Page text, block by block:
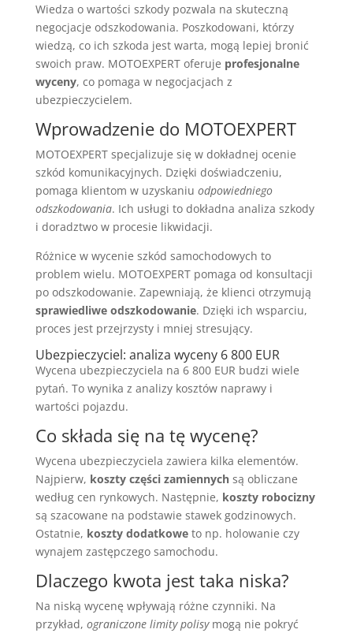
Wiedza o wartości szkody pozwala na skuteczną
negocjacje odszkodowania. Poszkodowani, którzy
wiedzą, co ich szkoda jest warta, mogą lepiej bronić
swoich praw. MOTOEXPERT oferuje profesjonalne
wyceny, co pomaga w negocjacjach z
ubezpieczycielem.
Wprowadzenie do MOTOEXPERT
MOTOEXPERT specjalizuje się w dokładnej ocenie
szkód komunikacyjnych. Dzięki doświadczeniu,
pomaga klientom w uzyskaniu odpowiedniego
odszkodowania. Ich usługi to dokładna analiza szkody
i doradztwo w procesie likwidacji.
Różnice w wycenie szkód samochodowych to
problem wielu. MOTOEXPERT pomaga od konsultacji
po odszkodowanie. Zapewniają, że klienci otrzymują
sprawiedliwe odszkodowanie. Dzięki ich wsparciu,
proces jest przejrzysty i mniej stresujący.
Ubezpieczyciel: analiza wyceny 6 800 EUR
Wycena ubezpieczyciela na 6 800 EUR budzi wiele
pytań. To wynika z analizy kosztów naprawy i
wartości pojazdu.
Co składa się na tę wycenę?
Wycena ubezpieczyciela zawiera kilka elementów.
Najpierw, koszty części zamiennychsą obliczane
według cen rynkowych. Następnie, koszty robocizny
są szacowane na podstawie stawek godzinowych.
Ostatnie, koszty dodatkoweto np. holowanie czy
wynajem zastępczego samochodu.
Dlaczego kwota jest taka niska?
Na niską wycenę wpływają różne czynniki. Na
przykład, ograniczone limity polisymogą nie pokryć